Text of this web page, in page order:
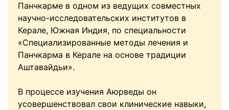
Панчкарме в одном из ведущих совместных
научно-исследовательских институтов в
Керале, Южная Индия, по специальности
«Специализированные методы лечения и
Панчкарма в Керале на основе традиции
Аштавайдьи».
В процессе изучения Аюрведы он
усовершенствовал свои клинические навыки,